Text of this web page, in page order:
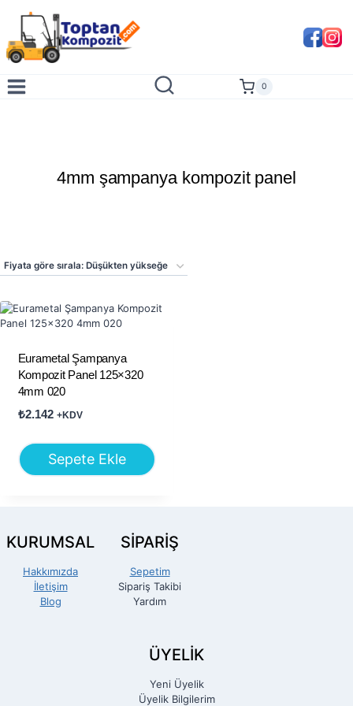
content
0
4mm şampanya kompozit panel
Eurametal Şampanya
Kompozit Panel 125×320
4mm 020
₺2.142 +KDV
Sepete Ekle
KURUMSAL
Hakkımızda
İletişim
Blog
SİPARİŞ
Sepetim
Sipariş Takibi
Yardım
ÜYELİK
Yeni Üyelik
Üyelik Bilgilerim